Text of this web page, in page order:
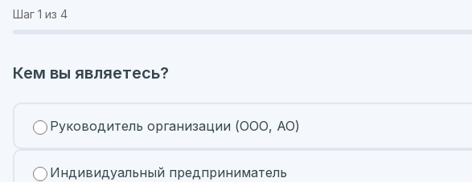
Шаг 1 из 4
Кем вы являетесь?
Руководитель организации (ООО, АО)
Индивидуальный предприниматель